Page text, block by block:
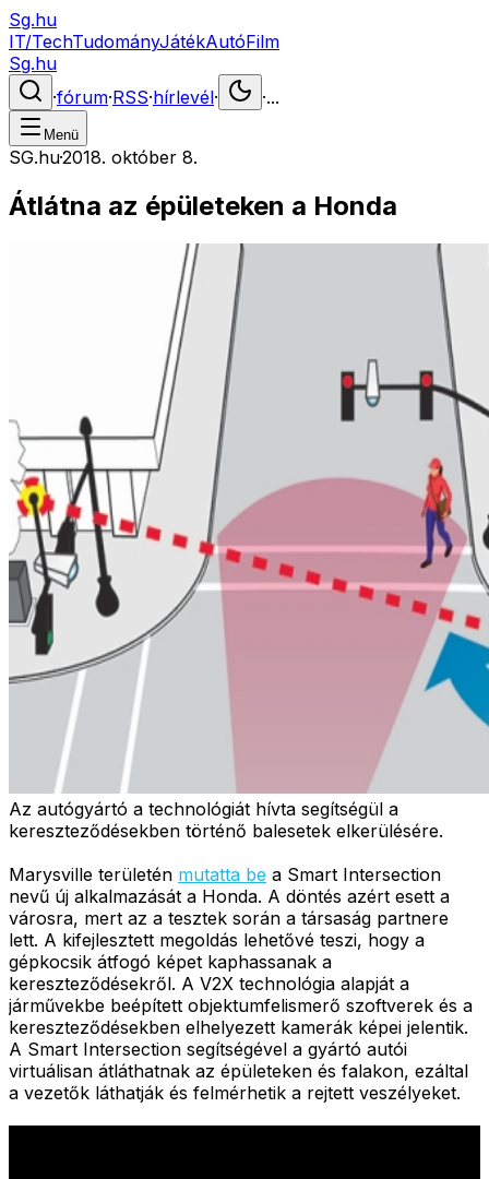
Sg.hu
IT/TechTudományJátékAutóFilm
Sg.hu
·fórum·RSS·hírlevél· ·...
Menü
SG.hu·2018. október 8.
Átlátna az épületeken a Honda
Az autógyártó a technológiát hívta segítségül a
kereszteződésekben történő balesetek elkerülésére.
Marysville területén mutatta be a Smart Intersection
nevű új alkalmazását a Honda. A döntés azért esett a
városra, mert az a tesztek során a társaság partnere
lett. A kifejlesztett megoldás lehetővé teszi, hogy a
gépkocsik átfogó képet kaphassanak a
kereszteződésekről. A V2X technológia alapját a
járművekbe beépített objektumfelismerő szoftverek és a
kereszteződésekben elhelyezett kamerák képei jelentik.
A Smart Intersection segítségével a gyártó autói
virtuálisan átláthatnak az épületeken és falakon, ezáltal
a vezetők láthatják és felmérhetik a rejtett veszélyeket.